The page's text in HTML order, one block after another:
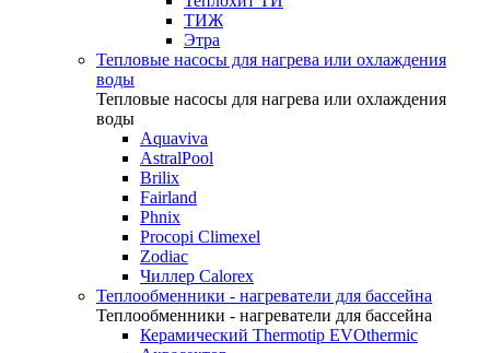
ТИЖ
Этра
Тепловые насосы для нагрева или охлаждения
воды
Тепловые насосы для нагрева или охлаждения
воды
Aquaviva
AstralPool
Brilix
Fairland
Phnix
Procopi Climexel
Zodiac
Чиллер Calorex
Теплообменники - нагреватели для бассейна
Теплообменники - нагреватели для бассейна
Керамический Thermotip EVOthermic